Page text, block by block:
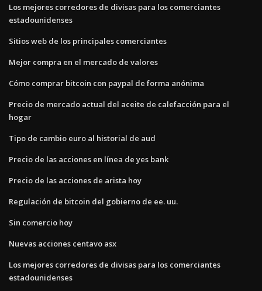
Los mejores corredores de divisas para los comerciantes
estadounidenses
Sitios web de los principales comerciantes
Mejor compra en el mercado de valores
Cómo comprar bitcoin con paypal de forma anónima
Precio de mercado actual del aceite de calefacción para el
hogar
Tipo de cambio euro al historial de aud
Precio de las acciones en línea de yes bank
Precio de las acciones de arista hoy
Regulación de bitcoin del gobierno de ee. uu.
Sin comercio hoy
Nuevas acciones centavo asx
Los mejores corredores de divisas para los comerciantes
estadounidenses